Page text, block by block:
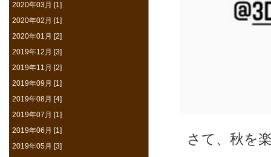
さて、秋を
2020年03月 [1]
2020年02月 [1]
2020年01月 [2]
2019年12月 [3]
2019年11月 [2]
2019年09月 [1]
2019年08月 [4]
2019年07月 [1]
2019年06月 [1]
2019年05月 [3]